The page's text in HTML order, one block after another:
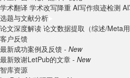
学术翻译 学术改写降重 AI写作痕迹检测
选题与文献分析
论文深度解读 论文数据提取（综述/Meta用
客户反馈
最新成功案例及反馈 - New
最新致谢LetPub的文章 - New
智库资源